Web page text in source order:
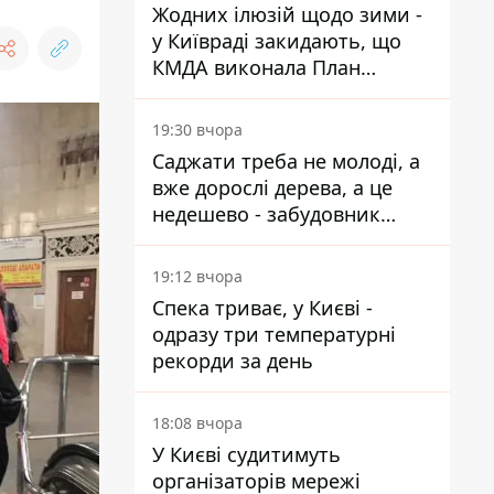
Жодних ілюзій щодо зими -
у Київраді закидають, що
КМДА виконала План
стійкості на 20%
19:30 вчора
Саджати треба не молоді, а
вже дорослі дерева, а це
недешево - забудовник
Ніконов
19:12 вчора
Спека триває, у Києві -
одразу три температурні
рекорди за день
18:08 вчора
У Києві судитимуть
організаторів мережі